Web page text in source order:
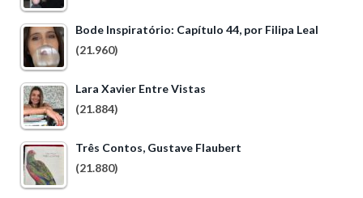
Bode Inspiratório: Capítulo 44, por Filipa Leal
(21.960)
Lara Xavier Entre Vistas
(21.884)
Três Contos, Gustave Flaubert
(21.880)